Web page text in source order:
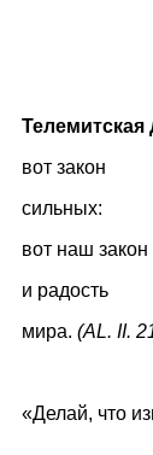
Телемитская
вот закон
сильных:
вот наш закон
и радость
мира. (AL. II.
«Делай, что